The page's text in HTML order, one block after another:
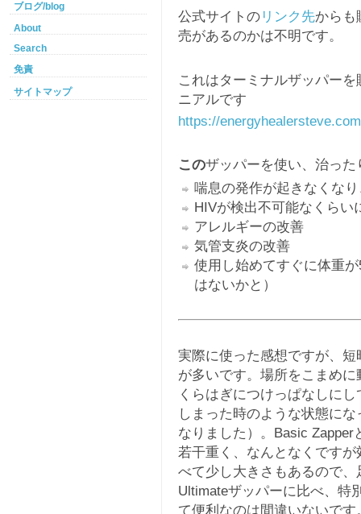
公式サイトの リンク先からも
売があるのかは不明です。
これはターミナルザッパー
ニアルです
https://
このザッパーを使い、治った
喘息の発作が起きなくな
HIVが検出不可能なくらい
アレルギーの改善
気管支炎の改善
使用し始めてすぐに体重
はないかと）
実際に使った感想ですが、
が多いです。場所をこまめ
くらはぎにつけっぱなしに
しまった時のような状態に
なりました）。Basic
若干重く、なんとなくです
べて少し大きさもあるので
Ultimateザッパーに比べ、特
て便利なのは間違いないです
ブログ/blog
About
Search
免責
サイトマップ